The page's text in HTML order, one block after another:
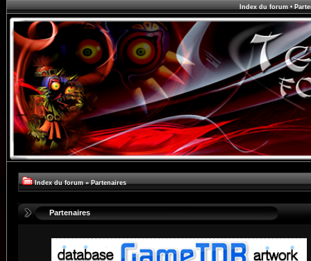
Index du forum•
Index du forum » Partenaires
Partenaires